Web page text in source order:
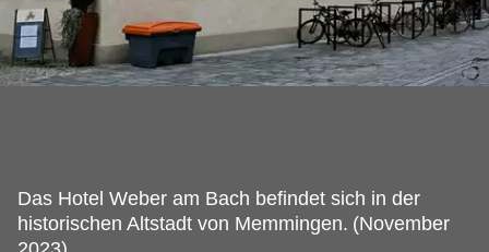
Das Hotel Weber am Bach befindet sich in der
historischen Altstadt von Memmingen. (November